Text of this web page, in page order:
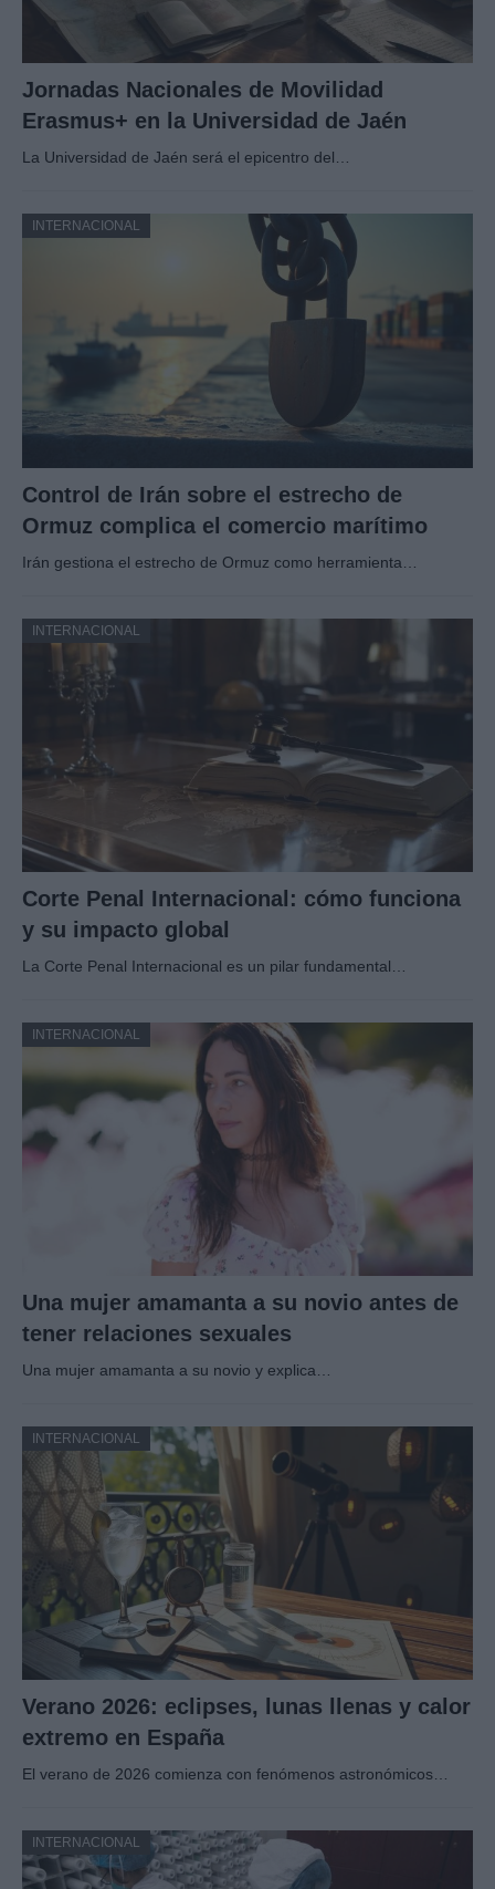
Jornadas Nacionales de Movilidad
Erasmus+ en la Universidad de Jaén
La Universidad de Jaén será el epicentro del…
INTERNACIONAL
Control de Irán sobre el estrecho de
Ormuz complica el comercio marítimo
Irán gestiona el estrecho de Ormuz como herramienta…
INTERNACIONAL
Corte Penal Internacional: cómo funciona
y su impacto global
La Corte Penal Internacional es un pilar fundamental…
INTERNACIONAL
Una mujer amamanta a su novio antes de
tener relaciones sexuales
Una mujer amamanta a su novio y explica…
INTERNACIONAL
Verano 2026: eclipses, lunas llenas y calor
extremo en España
El verano de 2026 comienza con fenómenos astronómicos…
INTERNACIONAL